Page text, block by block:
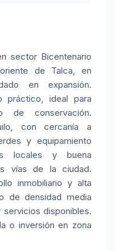
sector Bicentenario
de Talca, en
en expansión.
práctico, ideal para
de conservación.
con cercanía a
y equipamiento
locales y buena
vías de la ciudad.
inmobiliario y alta
de densidad media
disponibles.
o inversión en zona